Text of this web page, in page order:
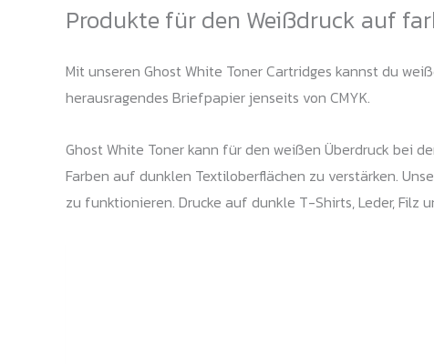
Produkte für den Weißdruck auf
Mit unseren Ghost White Toner Cartridges kannst du
herausragendes Briefpapier jenseits von CMYK.
Ghost White Toner kann für den weißen Überdruck bei
Farben auf dunklen Textiloberflächen zu verstärken.
zu funktionieren. Drucke auf dunkle T-Shirts, Leder, Filz